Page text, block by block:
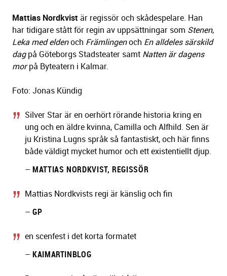
Mattias Nordkvistär regissör och skådespelare. Han
har tidigare stått för regin av uppsättningar som Stenen,
Leka med eldenoch Främlingenoch En alldeles särskild
dagpå Göteborgs Stadsteater samt Natten är dagens
morpå Byteatern i Kalmar.
Foto: Jonas Kündig
Silver Star är en oerhört rörande historia kring en
ung och en äldre kvinna, Camilla och Alfhild. Sen är
ju Kristina Lugns språk så fantastiskt, och här finns
både väldigt mycket humor och ett existentiellt djup.
– MATTIAS NORDKVIST, REGISSÖR
Mattias Nordkvists regi är känslig och fin
– GP
en scenfest i det korta formatet
– KAIMARTINBLOG